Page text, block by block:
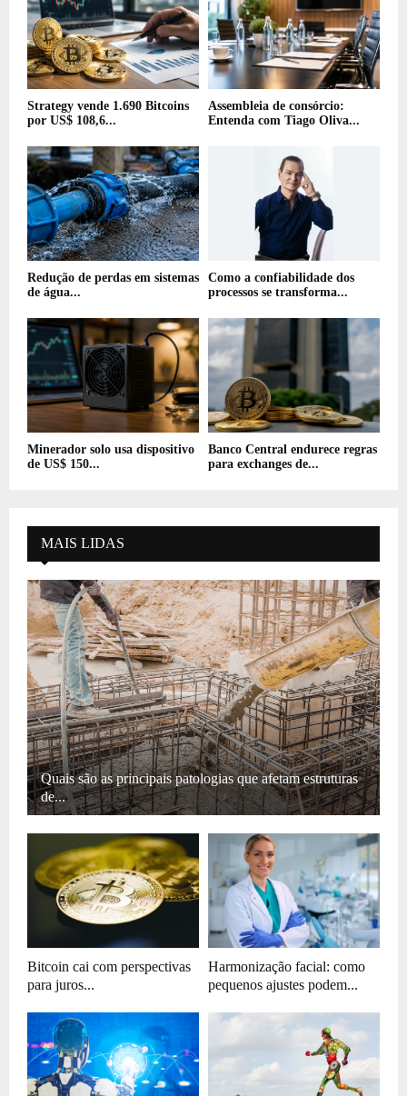
Strategy vende 1.690 Bitcoins
por US$ 108,6...
Assembleia de consórcio:
Entenda com Tiago Oliva...
Redução de perdas em sistemas
de água...
Como a confiabilidade dos
processos se transforma...
Minerador solo usa dispositivo
de US$ 150...
Banco Central endurece regras
para exchanges de...
MAIS LIDAS
Quais são as principais patologias que afetam estruturas
de...
Bitcoin cai com perspectivas
para juros...
Harmonização facial: como
pequenos ajustes podem...